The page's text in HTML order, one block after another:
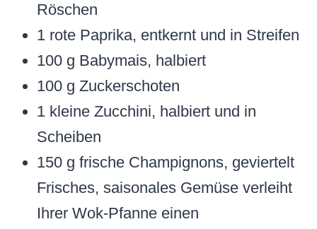
Röschen
1 rote Paprika, entkernt und in Streifen
100 g Babymais, halbiert
100 g Zuckerschoten
1 kleine Zucchini, halbiert und in
Scheiben
150 g frische Champignons, geviertelt
Frisches, saisonales Gemüse verleiht
Ihrer Wok-Pfanne einen